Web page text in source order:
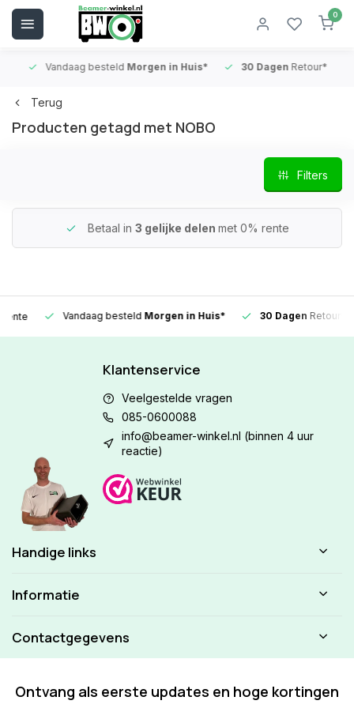
0
Vandaag besteldMorgen in Huis* 30 DagenRetour*
Terug
Producten getagd met NOBO
Filters
Betaal in 3 gelijke delen met 0% rente
Vandaag besteldMorgen in Huis* 30 DagenRetour*
Klantenservice
Veelgestelde vragen
085-0600088
info@beamer-winkel.nl (binnen 4 uur
reactie)
Handige links
Informatie
Contactgegevens
Ontvang als eerste updates en hoge kortingen